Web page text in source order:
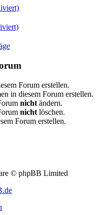
Forum erstellen.
in diesem Forum erstellen.
nicht ändern.
nicht löschen.
Forum erstellen.
© phpBB Limited